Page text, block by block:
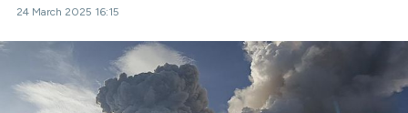
24 March 2025 16:15